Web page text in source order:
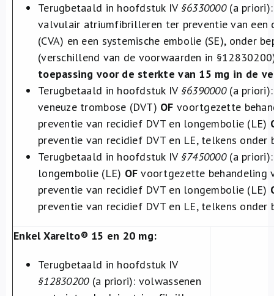
Terugbetaald in hoofdstuk IV §6330000(a
valvulair atriumfibrilleren ter preventie van een
(CVA) en een systemische embolie (SE), onder
(verschillend van de voorwaarden in
toepassing voor de sterkte van 15 mg in de
Terugbetaald in hoofdstuk IV §6390000(a priori):
veneuze trombose (DVT) OF voortgezette
preventie van recidief DVT en longembolie (LE)
preventie van recidief DVT en LE, telkens onder
Terugbetaald in hoofdstuk IV §7450000(a priori):
longembolie (LE) OFvoortgezette behandeling
preventie van recidief DVT en longembolie (LE)
preventie van recidief DVT en LE, telkens onder
Enkel Xarelto® 15 en 20 mg:
Terugbetaald in hoofdstuk IV
§12830200(a priori): volwassenen